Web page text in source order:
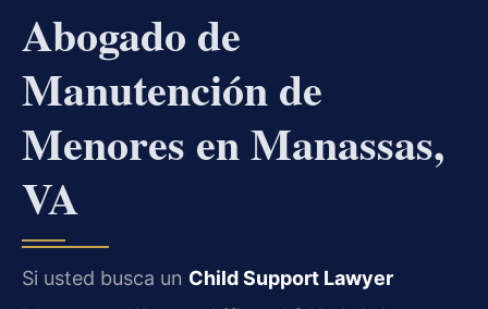
Abogado de
Manutención de
Menores en Manassas,
VA
Si usted busca un Child Support Lawyer